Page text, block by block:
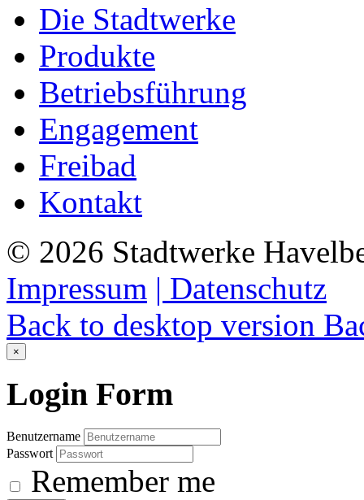
Die Stadtwerke
Produkte
Betriebsführung
Engagement
Freibad
Kontakt
© 2026 Stadtwerke
Impressum | Datenschutz
Back to desktop version
×
Login Form
Benutzername
Passwort
Remember me